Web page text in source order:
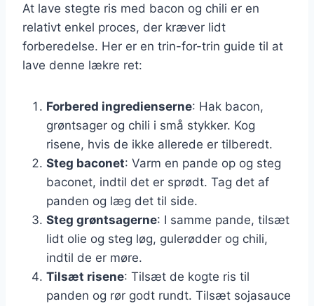
At lave stegte ris med bacon og chili er en
relativt enkel proces, der kræver lidt
forberedelse. Her er en trin-for-trin guide til at
lave denne lækre ret:
Forbered ingredienserne: Hak bacon,
grøntsager og chili i små stykker. Kog
risene, hvis de ikke allerede er tilberedt.
Steg baconet: Varm en pande op og steg
baconet, indtil det er sprødt. Tag det af
panden og læg det til side.
Steg grøntsagerne: I samme pande, tilsæt
lidt olie og steg løg, gulerødder og chili,
indtil de er møre.
Tilsæt risene: Tilsæt de kogte ris til
panden og rør godt rundt. Tilsæt sojasauce